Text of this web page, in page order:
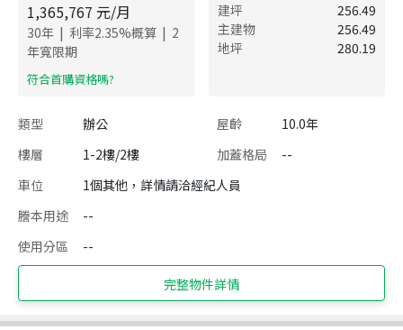
1,365,767 元/月
30年 | 利率2.35%概算 | 2
年寬限期
​符合首購資格嗎?
建坪
256.49
主建物
256.49
地坪
280.19
類型 辦公 屋齡
10.0年
樓層
1-2樓/2樓 加蓋格局
--
車位
1個其他，詳情請洽經紀人員
謄本用途
--
使用分區
--
完整物件詳情